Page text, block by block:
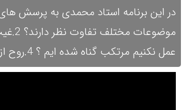
عمل نکنیم مرتکب گناه شده ایم ؟ 4.روح از چه زمان در بدن جنین دمیده می شود؟